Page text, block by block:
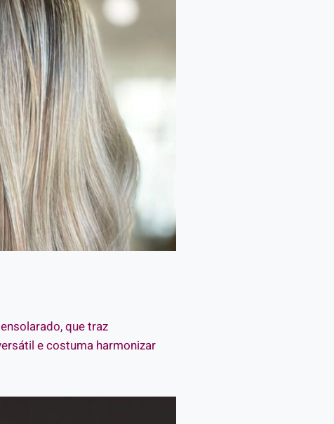
que traz
e costuma harmonizar